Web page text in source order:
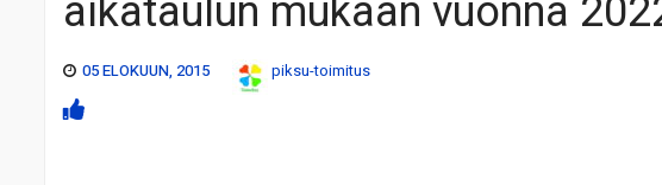
aikataulun mukaan vuonna
05 ELOKUUN, 2015 piksu-toimitus